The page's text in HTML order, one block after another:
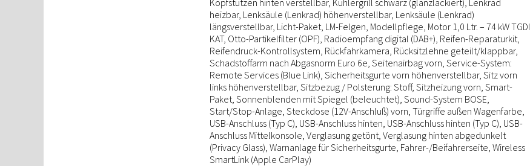
Kopfstützen hinten verstellbar, Kühlergrill schwarz (glanzlackiert), Lenkrad
heizbar, Lenksäule (Lenkrad) höhenverstellbar, Lenksäule (Lenkrad)
längsverstellbar, Licht-Paket, LM-Felgen, Modellpflege, Motor 1,0 Ltr. – 74 kW TGDI
KAT, Otto-Partikelfilter (OPF), Radioempfang digital (DAB+), Reifen-Reparaturkit,
Reifendruck-Kontrollsystem, Rückfahrkamera, Rücksitzlehne geteilt/klappbar,
Schadstoffarm nach Abgasnorm Euro 6e, Seitenairbag vorn, Service-System:
Remote Services (Blue Link), Sicherheitsgurte vorn höhenverstellbar, Sitz vorn
links höhenverstellbar, Sitzbezug / Polsterung: Stoff, Sitzheizung vorn, Smart-
Paket, Sonnenblenden mit Spiegel (beleuchtet), Sound-System BOSE,
Start/Stop-Anlage, Steckdose (12V-Anschluß) vorn, Türgriffe außen Wagenfarbe,
USB-Anschluss (Typ C), USB-Anschluss hinten, USB-Anschluss hinten (Typ C), USB-
Anschluss Mittelkonsole, Verglasung getönt, Verglasung hinten abgedunkelt
(Privacy Glass), Warnanlage für Sicherheitsgurte, Fahrer-/Beifahrerseite, Wireless
SmartLink (Apple CarPlay)